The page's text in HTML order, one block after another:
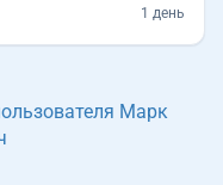
1 день
Марк